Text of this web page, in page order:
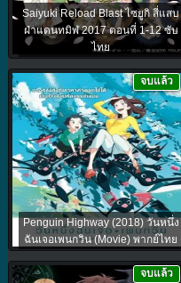
Saiyuki Reload Blast ไซยูกิ สี่แสบ
ฝ่าแดนทมิฬ 2017 ตอนที่ 1-12 ซับ
ไทย
Penguin Highway (2018) วันหนึ่ง
ฉันเจอเพนกวิน (Movie) พากย์ไทย
จบแล้ว
จบแล้ว